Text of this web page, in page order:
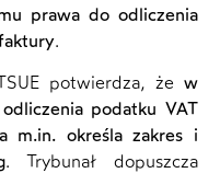
prawa do odliczenia
.
potwierdza, że w
podatku VAT
m.in. określa zakres i
. Trybunał dopuszcza